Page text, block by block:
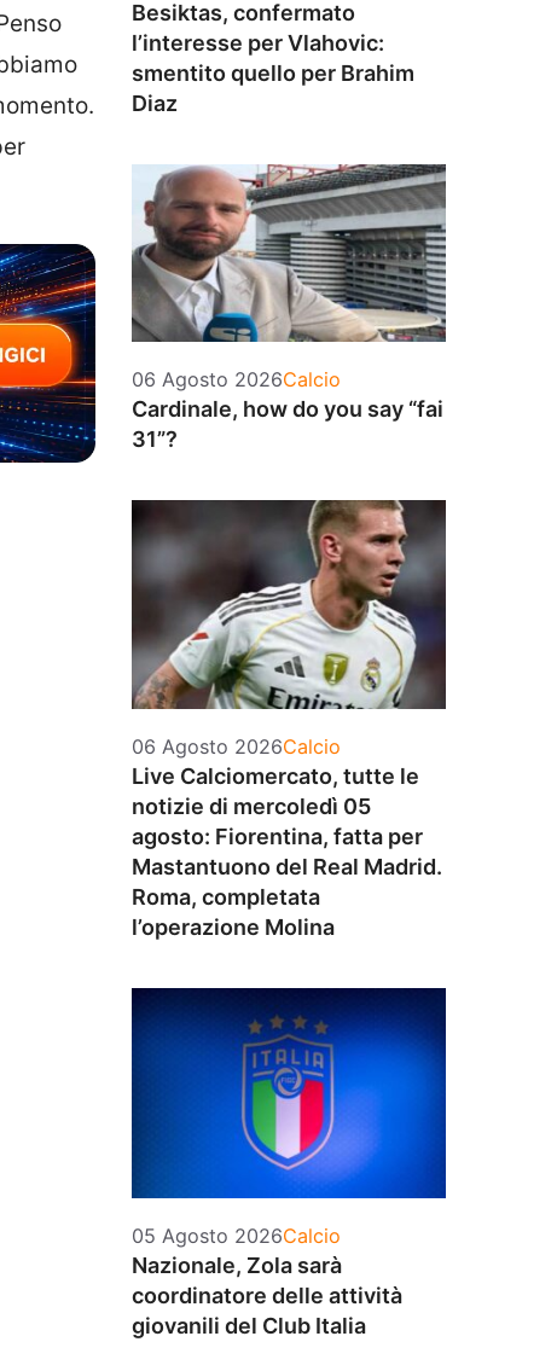
Besiktas, confermato
l’interesse per Vlahovic:
smentito quello per Brahim
Diaz
06 Agosto 2026Categorie
Calcio
Cardinale, how do you say “fai
31”?
06 Agosto 2026Categorie
Calcio
Live Calciomercato, tutte le
notizie di mercoledì 05
agosto: Fiorentina, fatta per
Mastantuono del Real Madrid.
Roma, completata
l’operazione Molina
05 Agosto 2026Categorie
Calcio
Nazionale, Zola sarà
coordinatore delle attività
giovanili del Club Italia